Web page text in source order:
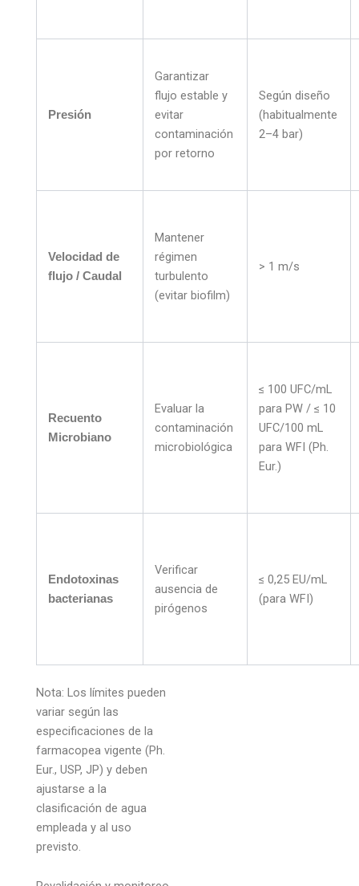
Presión
Garantizar
flujo estable y
evitar
contaminación
por retorno
Según diseño
(habitualmente
2–4 bar)
Velocidad de
flujo / Caudal
Mantener
régimen
turbulento
(evitar biofilm)
> 1 m/s
Recuento
Microbiano
Evaluar la
contaminación
microbiológica
≤ 100 UFC/mL
para PW / ≤ 10
UFC/100 mL
para WFI (Ph.
Eur.)
Endotoxinas
bacterianas
Verificar
ausencia de
pirógenos
≤ 0,25 EU/mL
(para WFI)
Nota: Los límites pueden
variar según las
especificaciones de la
farmacopea vigente (Ph.
Eur., USP, JP) y deben
ajustarse a la
clasificación de agua
empleada y al uso
previsto.